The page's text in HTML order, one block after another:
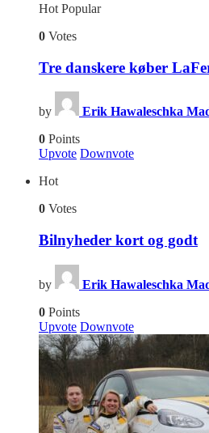
Hot Popular
0 Votes
Tre danskere køber
by Erik Hawaleschka
0 Points
Upvote Downvote
Hot
0 Votes
Bilnyheder kort og godt
by Erik Hawaleschka
0 Points
Upvote Downvote